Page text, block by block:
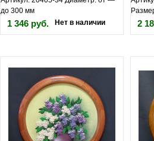
до 300 мм
1 346 руб. Нет в наличии 2